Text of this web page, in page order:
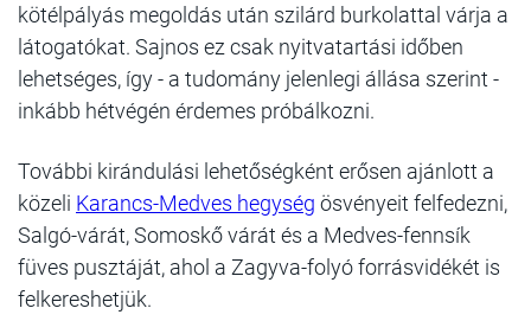
kötélpályás megoldás után szilárd burkolattal várja a
látogatókat. Sajnos ez csak nyitvatartási időben
lehetséges, így - a tudomány jelenlegi állása szerint -
inkább hétvégén érdemes próbálkozni.
További kirándulási lehetőségként erősen ajánlott a
közeli Karancs-Medves hegység ösvényeit felfedezni,
Salgó-várát, Somoskő várát és a Medves-fennsík
füves pusztáját, ahol a Zagyva-folyó forrásvidékét is
felkereshetjük.